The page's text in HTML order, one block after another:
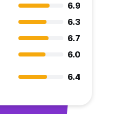
6.9
6.3
6.7
6.0
6.4